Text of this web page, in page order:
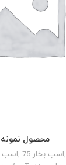
READ MORE
محصول نمونه
60, 75 اسب بخار,